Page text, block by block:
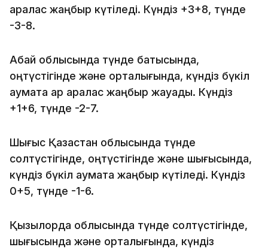
аралас жаңбыр күтіледі. Күндіз +3+8, түнде
-3-8.
Абай облысында түнде батысында,
оңтүстігінде және орталығында, күндіз бүкіл
аумақта қар аралас жаңбыр жауады. Күндіз
+1+6, түнде -2-7.
Шығыс Қазақстан облысында түнде
солтүстігінде, оңтүстігінде және шығысында,
күндіз бүкіл аумақта жаңбыр күтіледі. Күндіз
0+5, түнде -1-6.
Қызылорда облысында түнде солтүстігінде,
шығысында және орталығында, күндіз